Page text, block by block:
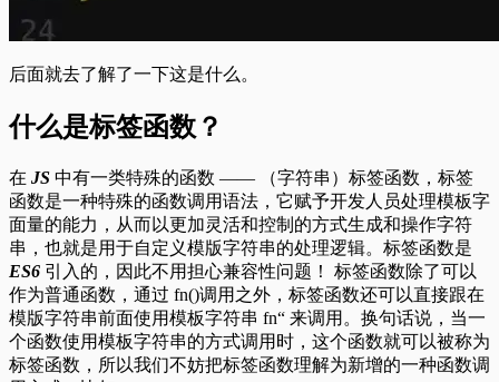
后面就去了解了一下这是什么。
什么是标签函数？
在 JS 中有一类特殊的函数 —— （字符串）标签函数，标签
函数是一种特殊的函数调用语法，它赋予开发人员处理模板字
面量的能力，从而以更加灵活和控制的方式生成和操作字符
串，也就是用于自定义模版字符串的处理逻辑。标签函数是
ES6 引入的，因此不用担心兼容性问题！ 标签函数除了可以
作为普通函数，通过 fn()调用之外，标签函数还可以直接跟在
模版字符串前面使用模板字符串 fn“ 来调用。换句话说，当一
个函数使用模板字符串的方式调用时，这个函数就可以被称为
标签函数，所以我们不妨把标签函数理解为新增的一种函数调